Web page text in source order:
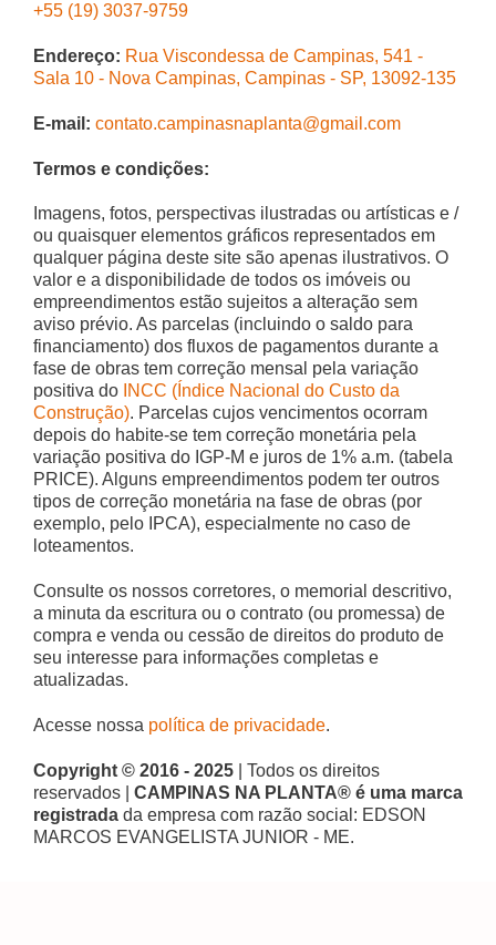
+55 (19) 3037-9759
Endereço: Rua Viscondessa de Campinas, 541 -
Sala 10 - Nova Campinas, Campinas - SP, 13092-135
E-mail: contato.campinasnaplanta@gmail.com
Termos e condições:
Imagens, fotos, perspectivas ilustradas ou artísticas e /
ou quaisquer elementos gráficos representados em
qualquer página deste site são apenas ilustrativos. O
valor e a disponibilidade de todos os imóveis ou
empreendimentos estão sujeitos a alteração sem
aviso prévio. As parcelas (incluindo o saldo para
financiamento) dos fluxos de pagamentos durante a
fase de obras tem correção mensal pela variação
positiva do INCC (Índice Nacional do Custo da
Construção). Parcelas cujos vencimentos ocorram
depois do habite-se tem correção monetária pela
variação positiva do IGP-M e juros de 1% a.m. (tabela
PRICE). Alguns empreendimentos podem ter outros
tipos de correção monetária na fase de obras (por
exemplo, pelo IPCA), especialmente no caso de
loteamentos.
Consulte os nossos corretores, o memorial descritivo,
a minuta da escritura ou o contrato (ou promessa) de
compra e venda ou cessão de direitos do produto de
seu interesse para informações completas e
atualizadas.
Acesse nossa política de privacidade.
Copyright © 2016 - 2025 | Todos os direitos
reservados | CAMPINAS NA PLANTA® é uma marca
registrada da empresa com razão social: EDSON
MARCOS EVANGELISTA JUNIOR - ME.